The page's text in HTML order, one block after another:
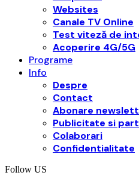
Websites
Canale TV Online
Test viteză de
Acoperire 4G/5G
Programe
Info
Despre
Contact
Abonare
Publicitate si
Colaborari
Confidentialitate
Follow US